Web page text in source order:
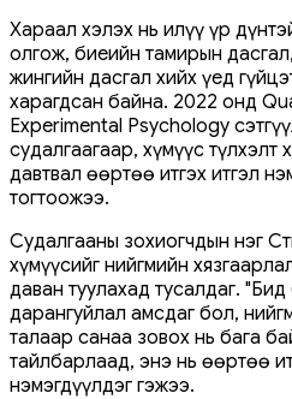
Хараал хэлэх нь илүү үр
олгож, биеийн тамирын
жингийн дасгал хийх үед
харагдсан байна. 2022 онд
Experimental Psychology
судалгаагаар, хүмүүс
давтвал өөртөө итгэх итгэл
тогтоожээ.
Судалгааны зохиогчдын нэг
хүмүүсийг нийгмийн
даван туулахад тусалдаг. "Бид
дарангуйлал амсдаг бол,
талаар санаа зовох нь бага
тайлбарлаад, энэ нь өөртөө
нэмэгдүүлдэг гэжээ.